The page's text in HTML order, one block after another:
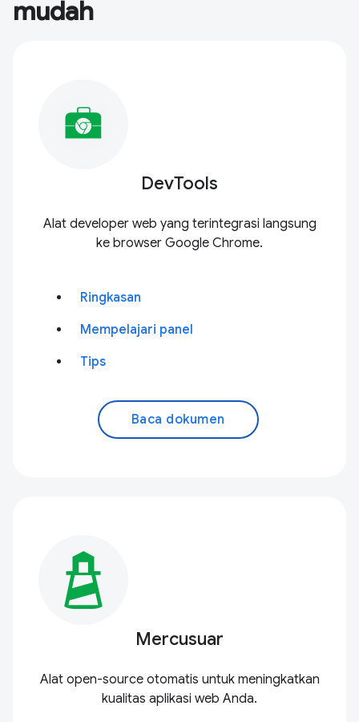
mudah
DevTools
Alat developer web yang terintegrasi langsung
ke browser Google Chrome.
Ringkasan
Mempelajari panel
Tips
Baca dokumen
Mercusuar
Alat open-source otomatis untuk meningkatkan
kualitas aplikasi web Anda.